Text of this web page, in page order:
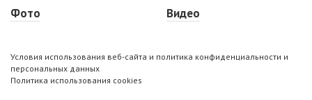
Фото
Видео
Условия использования веб-сайта и политика конфиденциальности и
персональных данных
Политика использования cookies